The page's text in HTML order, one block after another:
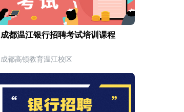
成都温江银行招聘考试培训课程
成都高顿教育温江校区